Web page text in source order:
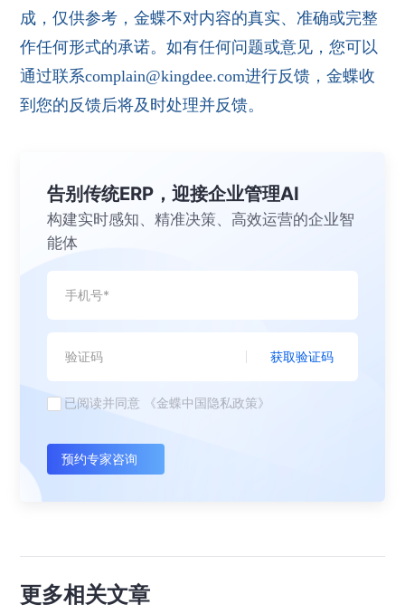
成，仅供参考，金蝶不对内容的真实、准确或完整
作任何形式的承诺。如有任何问题或意见，您可以
通过联系complain@kingdee.com进行反馈，金蝶收
到您的反馈后将及时处理并反馈。
告别传统ERP，迎接企业管理AI
构建实时感知、精准决策、高效运营的企业智
能体
获取验证码
已阅读并同意 《金蝶中国隐私政策》
预约专家咨询
更多相关文章